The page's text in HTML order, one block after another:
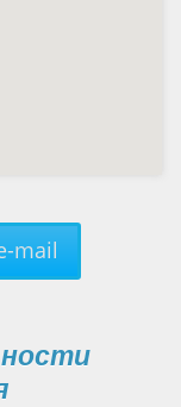
mail